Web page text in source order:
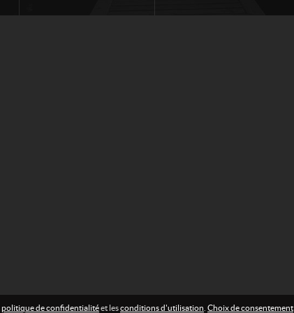
politique de confidentialitéet lesconditions d'utilisation Choix de consentement